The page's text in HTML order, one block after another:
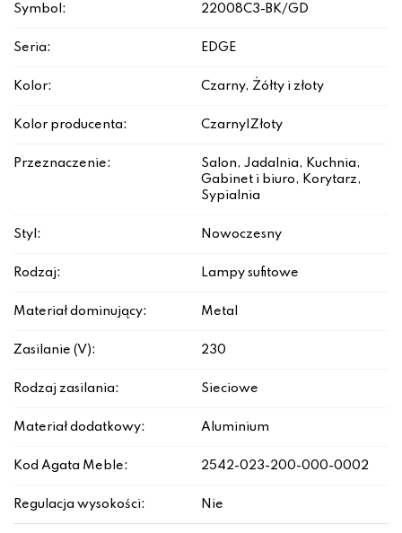
Symbol: 22008C3-BK/GD
Seria: EDGE
Kolor: Czarny, Żółty i złoty
Kolor producenta: Czarny|Złoty
Przeznaczenie:
Salon, Jadalnia, Kuchnia,
Gabinet i biuro, Korytarz,
Sypialnia
Styl: Nowoczesny
Rodzaj: Lampy sufitowe
Materiał dominujący: Metal
Zasilanie (V): 230
Rodzaj zasilania: Sieciowe
Materiał dodatkowy: Aluminium
Kod Agata Meble: 2542-023-200-000-0002
Regulacja wysokości: Nie